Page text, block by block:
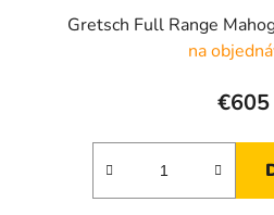
Gretsch Full Range
na
€605